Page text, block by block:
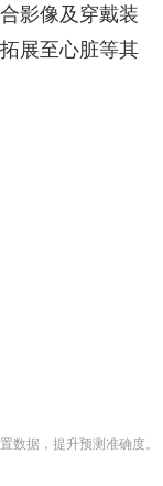
影像及穿戴装
展至心脏等其
数据，提升预测准确度。